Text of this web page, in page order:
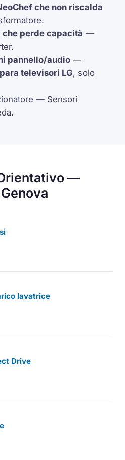
che non riscalda
che perde capacità —
pannello/audio —
televisori LG, solo
— Sensori
—
lavatrice
Drive